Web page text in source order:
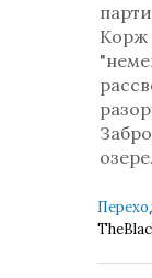
Корж
озере.